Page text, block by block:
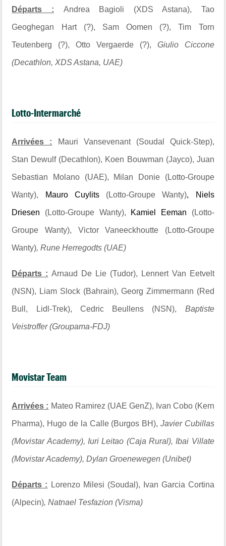
Départs : Andrea Bagioli (XDS Astana), Tao
Geoghegan Hart (?), Sam Oomen (?), Tim Torn
Teutenberg (?), Otto Vergaerde (?), Giulio Ciccone
(Decathlon, XDS Astana, UAE)
Lotto-Intermarché
Arrivées : Mauri Vansevenant (Soudal Quick-Step),
Stan Dewulf (Decathlon), Koen Bouwman (Jayco), Juan
Sebastian Molano (UAE), Milan Donie (Lotto-Groupe
Wanty), Mauro Cuylits (Lotto-Groupe Wanty), Niels
Driesen (Lotto-Groupe Wanty), Kamiel Eeman (Lotto-
Groupe Wanty), Victor Vaneeckhoutte (Lotto-Groupe
Wanty), Rune Herregodts (UAE)
Départs : Arnaud De Lie (Tudor), Lennert Van Eetvelt
(NSN), Liam Slock (Bahrain), Georg Zimmermann (Red
Bull, Lidl-Trek), Cedric Beullens (NSN), Baptiste
Veistroffer (Groupama-FDJ)
Movistar Team
Arrivées : Mateo Ramirez (UAE GenZ), Ivan Cobo (Kern
Pharma), Hugo de la Calle (Burgos BH), Javier Cubillas
(Movistar Academy), Iuri Leitao (Caja Rural), Ibai Villate
(Movistar Academy), Dylan Groenewegen (Unibet)
Départs : Lorenzo Milesi (Soudal), Ivan Garcia Cortina
(Alpecin), Natnael Tesfazion (Visma)